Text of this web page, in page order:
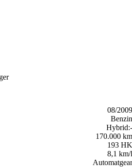
08/2009
Benzin
Hybrid:-
170.000 km
193 HK
8,1 km/l
Automatgear